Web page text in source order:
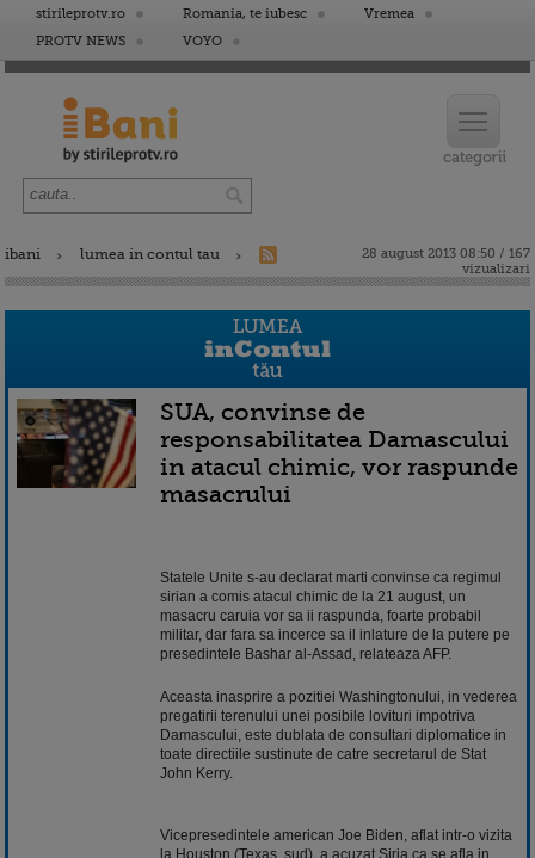
stirileprotv.ro Romania, te iubesc
Vremea
PROTV NEWS
VOYO
ibani lumea in contul tau
28 august 2013 08:50 / 167
vizualizari
SUA, convinse de
responsabilitatea Damascului
in atacul chimic, vor raspunde
masacrului
Statele Unite s-au declarat marti convinse ca regimul
sirian a comis atacul chimic de la 21 august, un
masacru caruia vor sa ii raspunda, foarte probabil
militar, dar fara sa incerce sa il inlature de la putere pe
presedintele Bashar al-Assad, relateaza AFP.
Aceasta inasprire a pozitiei Washingtonului, in vederea
pregatirii terenului unei posibile lovituri impotriva
Damascului, este dublata de consultari diplomatice in
toate directiile sustinute de catre secretarul de Stat
John Kerry.
Vicepresedintele american Joe Biden, aflat intr-o vizita
la Houston (Texas, sud), a acuzat Siria ca se afla in